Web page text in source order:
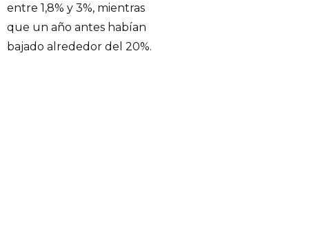
entre 1,8% y 3%, mientras
que un año antes habían
bajado alrededor del 20%.